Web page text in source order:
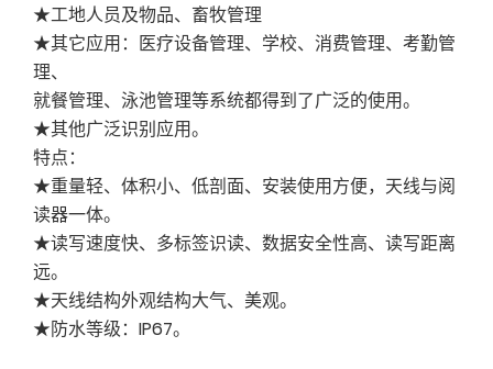
★工地人员及物品、畜牧管理
★其它应用：医疗设备管理、学校、消费管理、考勤管
理、
就餐管理、泳池管理等系统都得到了广泛的使用。
★其他广泛识别应用。
特点：
★重量轻、体积小、低剖面、安装使用方便，天线与阅
读器一体。
★读写速度快、多标签识读、数据安全性高、读写距离
远。
★天线结构外观结构大气、美观。
★防水等级：IP67。